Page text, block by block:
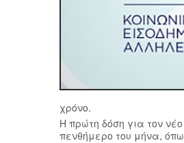
χρόνο.
Η πρώτη δόση για τον
πενθήμερο του μήνα,